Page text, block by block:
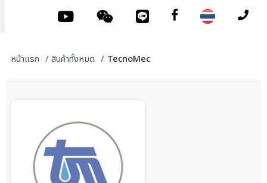
navigation
หน้าแรก สินค้าทั้งหมด TecnoMec